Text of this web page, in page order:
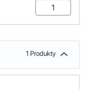
1 Produkty